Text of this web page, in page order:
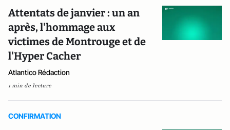
Attentats de janvier : un an
après, l'hommage aux
victimes de Montrouge et de
l'Hyper Cacher
Atlantico Rédaction
1 min de lecture
CONFIRMATION